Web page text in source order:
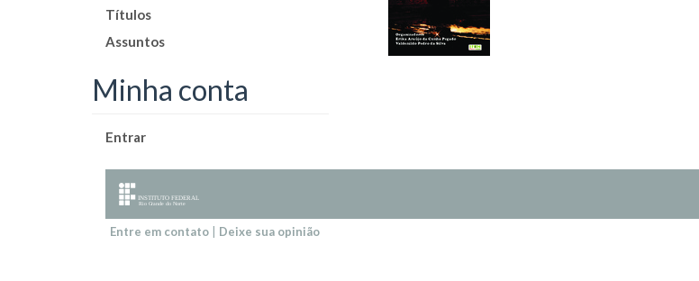
Títulos
Assuntos
Minha conta
Entrar
Entre em contato Deixe sua opinião